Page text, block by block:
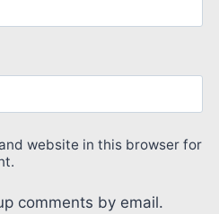
website in this browser for
comments by email.